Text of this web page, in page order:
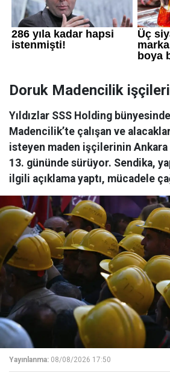
Doruk Madencilik işçileri
Yıldızlar SSS Holding
Madencilik’te çalışan ve
isteyen maden işçilerinin Ankara
13. gününde sürüyor. Sendika,
ilgili açıklama yaptı, mücadele
Yayınlanma: 08/08/2026 17:50